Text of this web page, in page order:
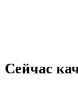
Сейчас